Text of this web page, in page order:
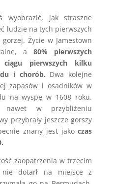
wyobrazić, jak straszne
ludzie na tych pierwszych
Życie w Jamestown
a80% pierwszych
pierwszych kilku
i chorób. Dwa kolejne
zapasów i osadników w
na wyspę w 1608 roku.
w przybliżeniu
przybrały jeszcze gorszy
znany jest jakoczas
zaopatrzenia w trzecim
nie dotarł na miejsce z